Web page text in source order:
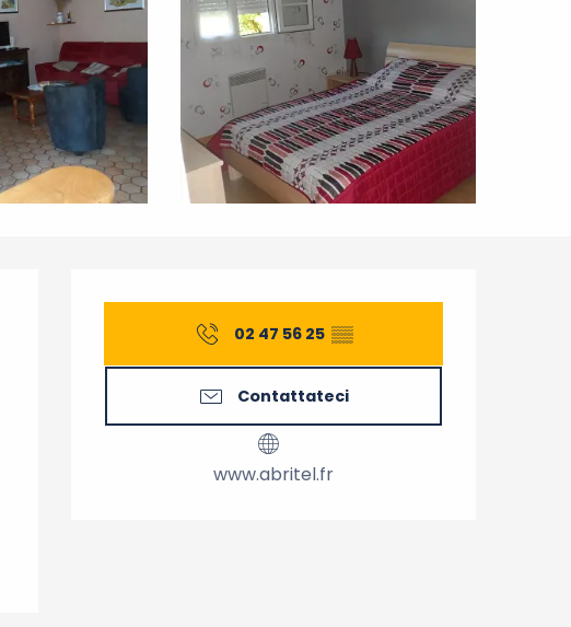
Orari e contatti
02 47 56 25 ▒▒
Contattateci
www.abritel.fr